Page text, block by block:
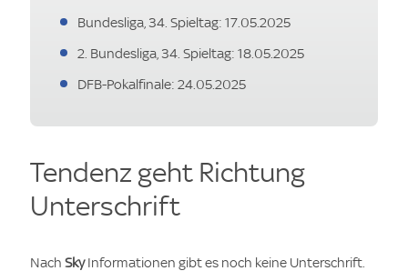
Bundesliga, 34. Spieltag: 17.05.2025
2. Bundesliga, 34. Spieltag: 18.05.2025
DFB-Pokalfinale: 24.05.2025
Tendenz geht Richtung
Unterschrift
NachSkyInformationen gibt es noch keine Unterschrift.